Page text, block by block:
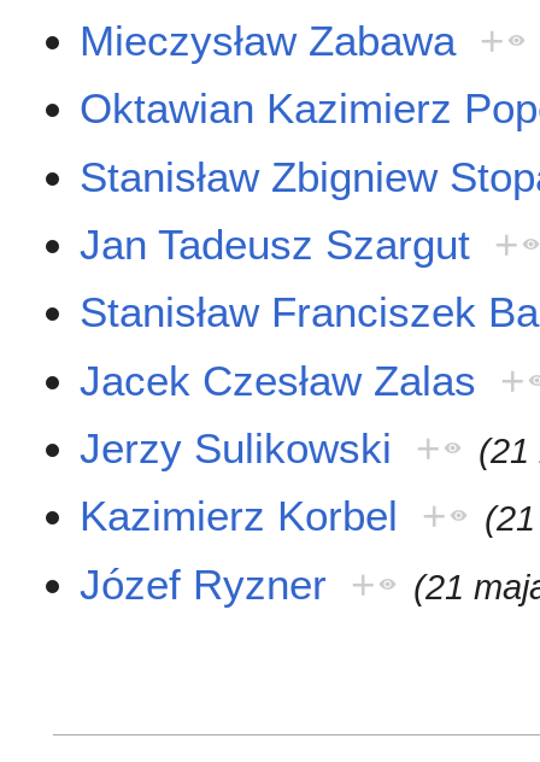
Mieczysław Zabawa +
Oktawian Kazimierz
Stanisław Zbigniew
Jan Tadeusz Szargut +
Stanisław Franciszek
Jacek Czesław Zalas +
Jerzy Sulikowski
+ (21
Kazimierz Korbel +
Józef Ryzner + (21